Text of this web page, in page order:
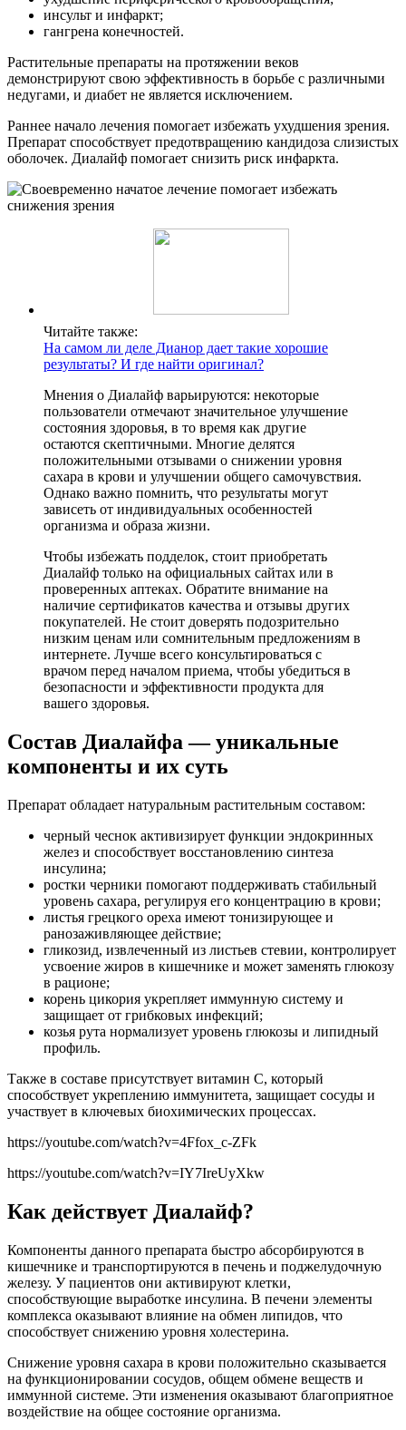
инсульт и инфаркт;
гангрена конечностей.
Растительные препараты на протяжении веков
демонстрируют свою эффективность в борьбе с различными
недугами, и диабет не является исключением.
Раннее начало лечения помогает избежать ухудшения зрения.
Препарат способствует предотвращению кандидоза слизистых
оболочек. Диалайф помогает снизить риск инфаркта.
Читайте также:
На самом ли деле Дианор дает такие хорошие
результаты? И где найти оригинал?
Мнения о Диалайф варьируются: некоторые
пользователи отмечают значительное улучшение
состояния здоровья, в то время как другие
остаются скептичными. Многие делятся
положительными отзывами о снижении уровня
сахара в крови и улучшении общего самочувствия.
Однако важно помнить, что результаты могут
зависеть от индивидуальных особенностей
организма и образа жизни.
Чтобы избежать подделок, стоит приобретать
Диалайф только на официальных сайтах или в
проверенных аптеках. Обратите внимание на
наличие сертификатов качества и отзывы других
покупателей. Не стоит доверять подозрительно
низким ценам или сомнительным предложениям в
интернете. Лучше всего консультироваться с
врачом перед началом приема, чтобы убедиться в
безопасности и эффективности продукта для
вашего здоровья.
Состав Диалайфа — уникальные
компоненты и их суть
Препарат обладает натуральным растительным составом:
черный чеснок активизирует функции эндокринных
желез и способствует восстановлению синтеза
инсулина;
ростки черники помогают поддерживать стабильный
уровень сахара, регулируя его концентрацию в крови;
листья грецкого ореха имеют тонизирующее и
ранозаживляющее действие;
гликозид, извлеченный из листьев стевии, контролирует
усвоение жиров в кишечнике и может заменять глюкозу
в рационе;
корень цикория укрепляет иммунную систему и
защищает от грибковых инфекций;
козья рута нормализует уровень глюкозы и липидный
профиль.
Также в составе присутствует витамин С, который
способствует укреплению иммунитета, защищает сосуды и
участвует в ключевых биохимических процессах.
https://youtube.com/watch?v=4Ffox_c-ZFk
https://youtube.com/watch?v=IY7IreUyXkw
Как действует Диалайф?
Компоненты данного препарата быстро абсорбируются в
кишечнике и транспортируются в печень и поджелудочную
железу. У пациентов они активируют клетки,
способствующие выработке инсулина. В печени элементы
комплекса оказывают влияние на обмен липидов, что
способствует снижению уровня холестерина.
Снижение уровня сахара в крови положительно сказывается
на функционировании сосудов, общем обмене веществ и
иммунной системе. Эти изменения оказывают благоприятное
воздействие на общее состояние организма.